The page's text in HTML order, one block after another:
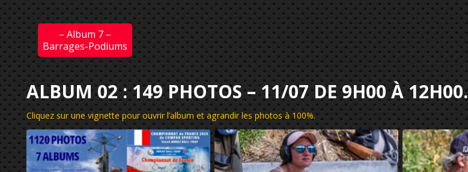
– Album 7 –
Barrages-Podiums
ALBUM 02 : 149 PHOTOS – 11/07 DE 9H00 À 12H00.
Cliquez sur une vignette pour ouvrir l’album et agrandir les photos à 100%.